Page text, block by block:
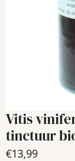
Vitis
tinctuur
€13,99